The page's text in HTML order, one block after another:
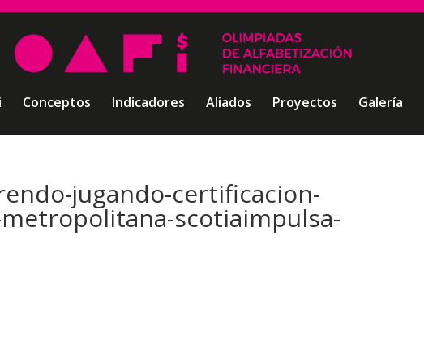
Conceptos Indicadores Aliados Proyectos Galería
jugando-certificacion-
scotiaimpulsa-